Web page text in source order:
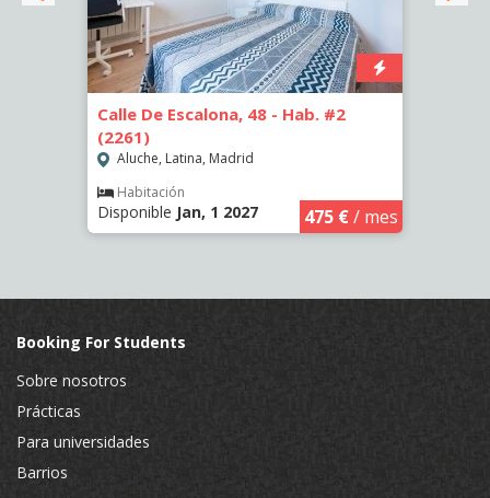
Calle De Escalona, 48 - Hab. #2
(2261)
Aluche, Latina, Madrid
Habitación
Disponible Jan, 1 2027 475 €/ mes
Booking For Students
Sobre nosotros
Prácticas
Para universidades
Barrios